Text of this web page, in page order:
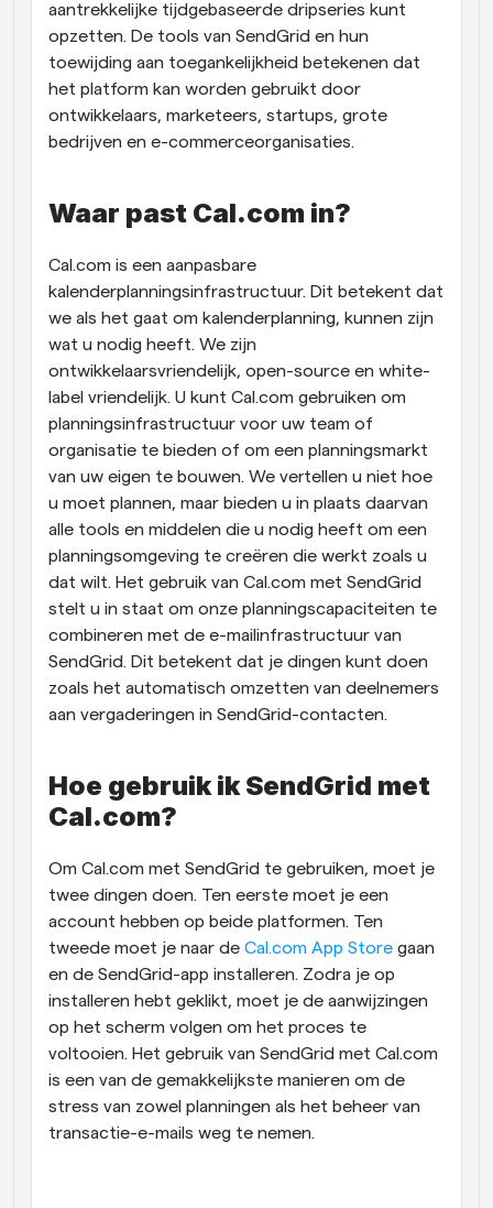
aantrekkelijke tijdgebaseerde dripseries kunt
opzetten. De tools van SendGrid en hun
toewijding aan toegankelijkheid betekenen dat
het platform kan worden gebruikt door
ontwikkelaars, marketeers, startups, grote
bedrijven en e-commerceorganisaties.
Waar past Cal.com in?
Cal.com is een aanpasbare
kalenderplanningsinfrastructuur. Dit betekent dat
we als het gaat om kalenderplanning, kunnen zijn
wat u nodig heeft. We zijn
ontwikkelaarsvriendelijk, open-source en white-
label vriendelijk. U kunt Cal.com gebruiken om
planningsinfrastructuur voor uw team of
organisatie te bieden of om een planningsmarkt
van uw eigen te bouwen. We vertellen u niet hoe
u moet plannen, maar bieden u in plaats daarvan
alle tools en middelen die u nodig heeft om een
planningsomgeving te creëren die werkt zoals u
dat wilt. Het gebruik van Cal.com met SendGrid
stelt u in staat om onze planningscapaciteiten te
combineren met de e-mailinfrastructuur van
SendGrid. Dit betekent dat je dingen kunt doen
zoals het automatisch omzetten van deelnemers
aan vergaderingen in SendGrid-contacten.
Hoe gebruik ik SendGrid met
Cal.com?
Om Cal.com met SendGrid te gebruiken, moet je
twee dingen doen. Ten eerste moet je een
account hebben op beide platformen. Ten
tweede moet je naar de Cal.com App Store gaan
en de SendGrid-app installeren. Zodra je op
installeren hebt geklikt, moet je de aanwijzingen
op het scherm volgen om het proces te
voltooien. Het gebruik van SendGrid met Cal.com
is een van de gemakkelijkste manieren om de
stress van zowel planningen als het beheer van
transactie-e-mails weg te nemen.